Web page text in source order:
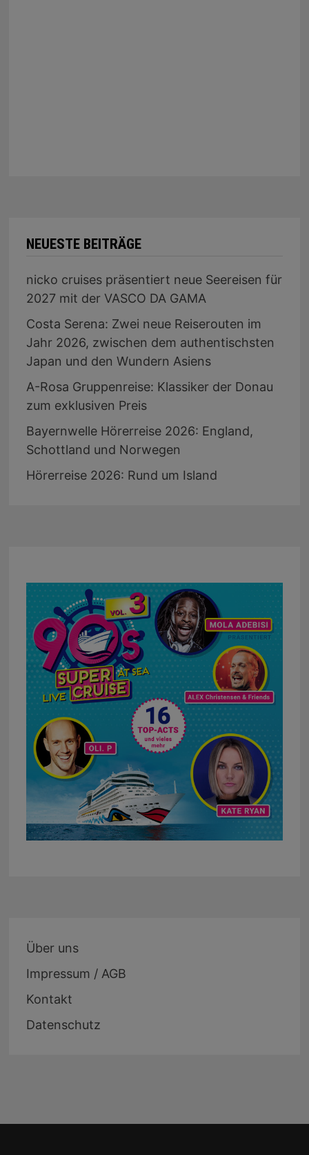
NEUESTE BEITRÄGE
nicko cruises präsentiert neue Seereisen für
2027 mit der VASCO DA GAMA
Costa Serena: Zwei neue Reiserouten im
Jahr 2026, zwischen dem authentischsten
Japan und den Wundern Asiens
A-Rosa Gruppenreise: Klassiker der Donau
zum exklusiven Preis
Bayernwelle Hörerreise 2026: England,
Schottland und Norwegen
Hörerreise 2026: Rund um Island
Über uns
Impressum / AGB
Kontakt
Datenschutz